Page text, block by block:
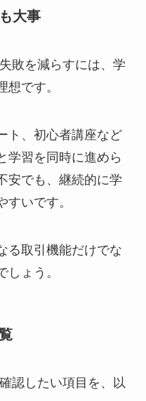
大事
敗を減らすには、学
です。
ト、初心者講座など
学習を同時に進めら
安でも、継続的に学
いです。
る取引機能だけでな
しょう。
認したい項目を、以